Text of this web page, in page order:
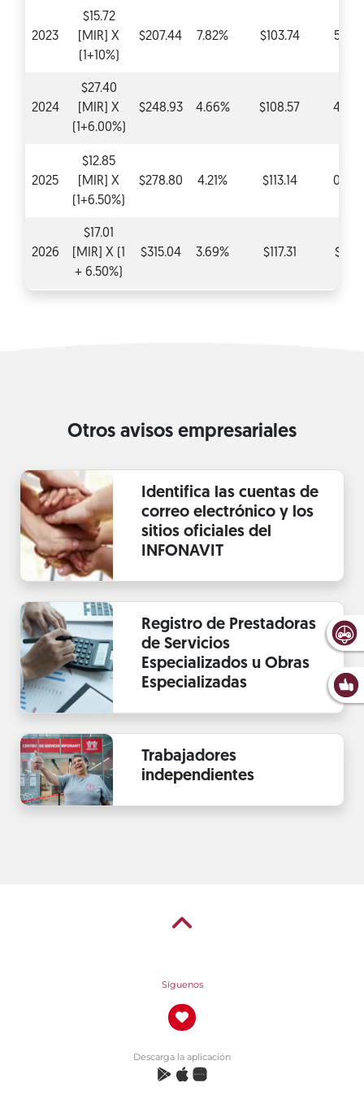
2023
$15.72
[MIR] X
(1+10%)
$207.44 7.82% $103.74
2024
$27.40
[MIR] X
(1+6.00%)
$248.93 4.66% $108.57
2025
$12.85
[MIR] X
(1+6.50%)
$278.80 4.21% $113.14
2026
$17.01
[MIR] X (1
+ 6.50%)
$315.04 3.69% $117.31
Otros avisos empresariales
Identifica las cuentas de
correo electrónico y los
sitios oficiales del
INFONAVIT
Registro de Prestadoras
de Servicios
Especializados u Obras
Especializadas
Trabajadores
independientes
Síguenos
Descarga la aplicación